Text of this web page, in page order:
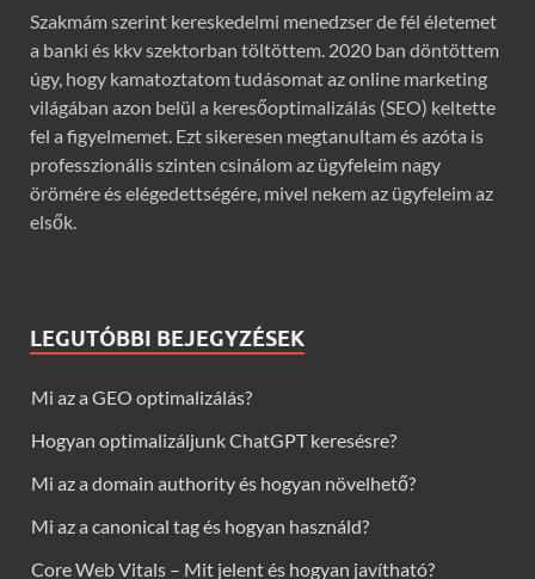
Szakmám szerint kereskedelmi menedzser de fél életemet
a banki és kkv szektorban töltöttem. 2020 ban döntöttem
úgy, hogy kamatoztatom tudásomat az online marketing
világában azon belül a keresőoptimalizálás (SEO) keltette
fel a figyelmemet. Ezt sikeresen megtanultam és azóta is
professzionális szinten csinálom az ügyfeleim nagy
örömére és elégedettségére, mivel nekem az ügyfeleim az
elsők.
LEGUTÓBBI BEJEGYZÉSEK
Mi az a GEO optimalizálás?
Hogyan optimalizáljunk ChatGPT keresésre?
Mi az a domain authority és hogyan növelhető?
Mi az a canonical tag és hogyan használd?
Core Web Vitals – Mit jelent és hogyan javítható?